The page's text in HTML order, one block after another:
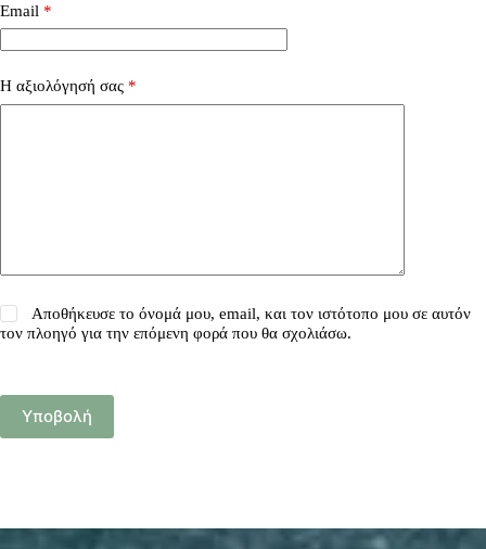
Email *
Η αξιολόγησή σας *
Αποθήκευσε το όνομά μου, email, και τον ιστότοπο μου σε αυτόν
τον πλοηγό για την επόμενη φορά που θα σχολιάσω.
Υποβολή